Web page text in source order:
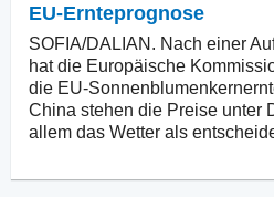
EU-Ernteprognose
SOFIA/DALIAN. Nach einer
hat die Europäische
die EU-
China stehen die Preise unter
allem das Wetter als